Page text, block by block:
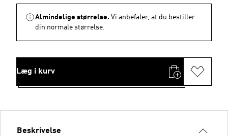
Almindelige størrelse. Vi anbefaler, at du bestiller
din normale størrelse.
Læg i kurv
Beskrivelse